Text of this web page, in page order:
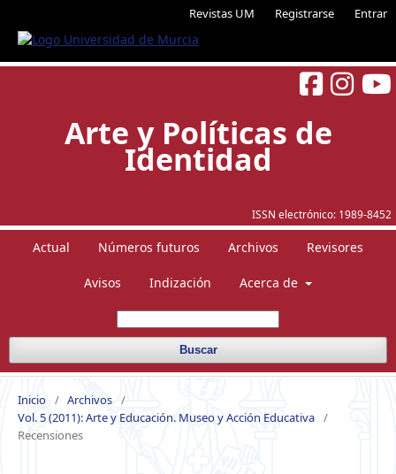
Revistas UM Registrarse Entrar
ISSN electrónico: 1989-8452
Arte y Políticas de
Identidad
Actual Números futuros Archivos Revisores
Avisos Indización Acerca de
Buscar
Inicio / Archivos /
Vol. 5 (2011): Arte y Educación. Museo y Acción Educativa /
Recensiones